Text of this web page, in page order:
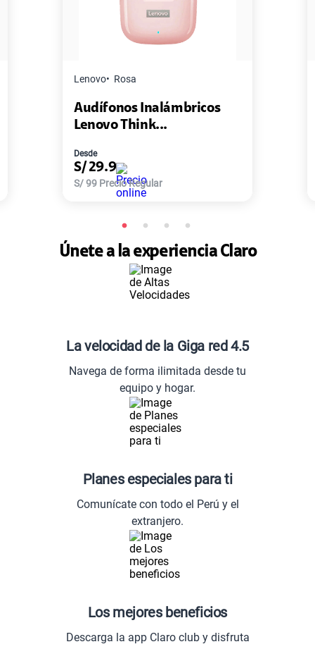
Master G Negro
Pack de 2 Power Bank Mini
Master-G ...
Desde
S/77.9
S/168Precio Regular
Únete a la experiencia Claro
La velocidad de la Giga red 4.5
Navega de forma ilimitada desde tu
equipo y hogar.
Planes especiales para ti
Comunícate con todo el Perú y el
extranjero.
Los mejores beneficios
Descarga la app Claro club y disfruta